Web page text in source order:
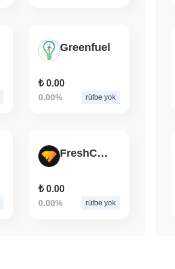
Greenfuel
₺ 0.00
0.00% rütbe yok
FreshCut Diamond
₺ 0.00
0.00% rütbe yok